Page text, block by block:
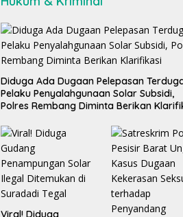
Diduga Ada Dugaan Pelepasan
Pelaku Penyalahgunaan Solar Subsidi,
Polres Rembang Diminta Berikan
Viral! Diduga